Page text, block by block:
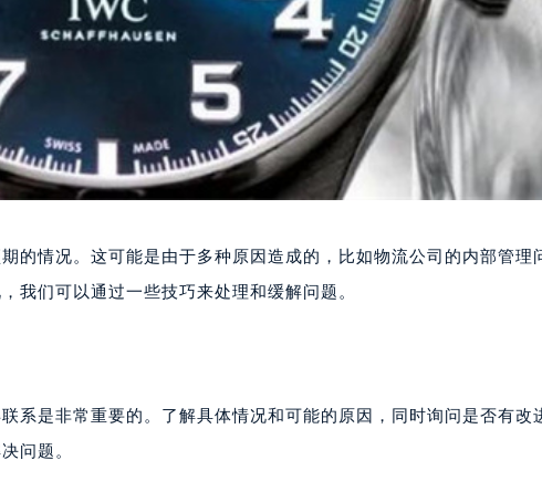
的情况。这可能是由于多种原因造成的，比如物流公司的内部管理
我们可以通过一些技巧来处理和缓解问题。
系是非常重要的。了解具体情况和可能的原因，同时询问是否有改
问题。